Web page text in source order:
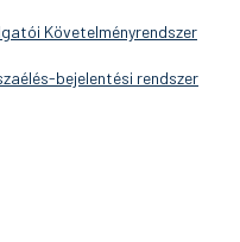
Követelményrendszer
bejelentési rendszer